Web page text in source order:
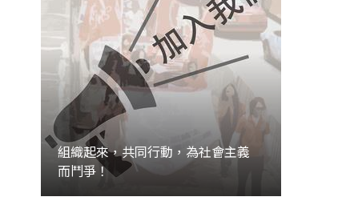
組織起來，共同行動，為社會主義
而鬥爭！